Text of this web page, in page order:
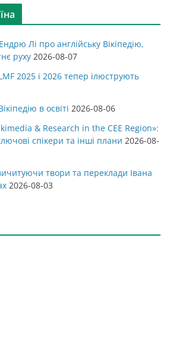
Лі про англійську Вікіпедію,
руху 2026-08-07
2025 і 2026 тепер ілюструють
в освіті 2026-08-06
& Research in the CEE Region»:
спікери та інші плани 2026-08-
твори та переклади Івана
2026-08-03